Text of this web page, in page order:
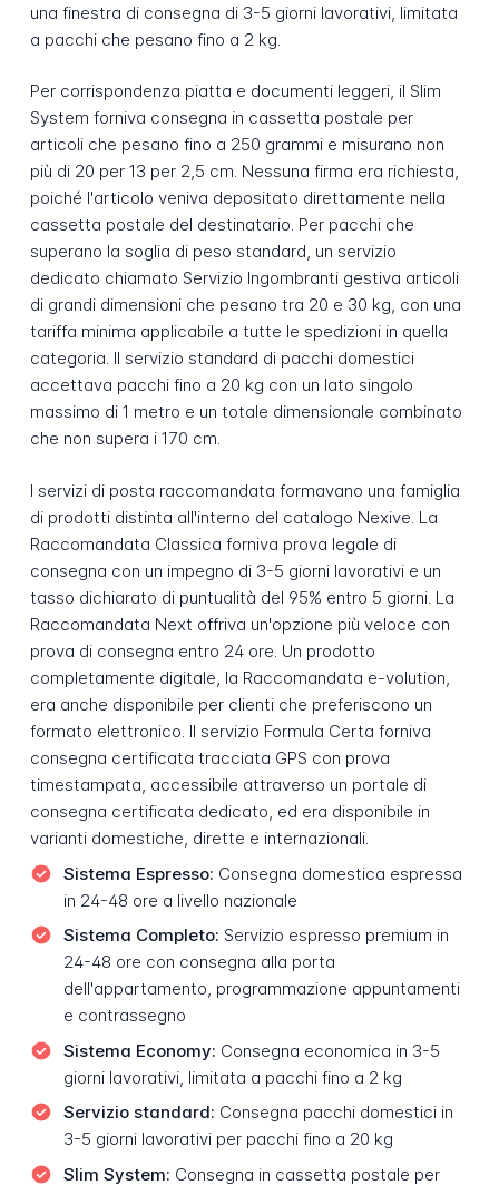
una finestra di consegna di 3-5 giorni lavorativi, limitata
a pacchi che pesano fino a 2 kg.
Per corrispondenza piatta e documenti leggeri, il Slim
System forniva consegna in cassetta postale per
articoli che pesano fino a 250 grammi e misurano non
più di 20 per 13 per 2,5 cm. Nessuna firma era richiesta,
poiché l'articolo veniva depositato direttamente nella
cassetta postale del destinatario. Per pacchi che
superano la soglia di peso standard, un servizio
dedicato chiamato Servizio Ingombranti gestiva articoli
di grandi dimensioni che pesano tra 20 e 30 kg, con una
tariffa minima applicabile a tutte le spedizioni in quella
categoria. Il servizio standard di pacchi domestici
accettava pacchi fino a 20 kg con un lato singolo
massimo di 1 metro e un totale dimensionale combinato
che non supera i 170 cm.
I servizi di posta raccomandata formavano una famiglia
di prodotti distinta all'interno del catalogo Nexive. La
Raccomandata Classica forniva prova legale di
consegna con un impegno di 3-5 giorni lavorativi e un
tasso dichiarato di puntualità del 95% entro 5 giorni. La
Raccomandata Next offriva un'opzione più veloce con
prova di consegna entro 24 ore. Un prodotto
completamente digitale, la Raccomandata e-volution,
era anche disponibile per clienti che preferiscono un
formato elettronico. Il servizio Formula Certa forniva
consegna certificata tracciata GPS con prova
timestampata, accessibile attraverso un portale di
consegna certificata dedicato, ed era disponibile in
varianti domestiche, dirette e internazionali.
Sistema Espresso: Consegna domestica espressa
in 24-48 ore a livello nazionale
Sistema Completo: Servizio espresso premium in
24-48 ore con consegna alla porta
dell'appartamento, programmazione appuntamenti
e contrassegno
Sistema Economy: Consegna economica in 3-5
giorni lavorativi, limitata a pacchi fino a 2 kg
Servizio standard: Consegna pacchi domestici in
3-5 giorni lavorativi per pacchi fino a 20 kg
Slim System: Consegna in cassetta postale per